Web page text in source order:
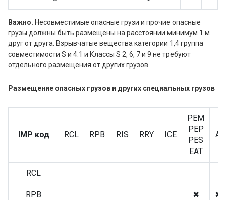
Важно. Несовместимые опасные грузи и прочие опасные
грузы должны быть размещены на расстоянии минимум 1 м
друг от друга. Взрывчатые вещества категории 1,4 группа
совместимости S и 4.1 и Классы S 2, 6, 7 и 9 не требуют
отдельного размещения от других грузов.
Размещение опасных грузов и других специальных грузов
IMP код RCL RPB RIS RRY ICE
PEM
PEP
PES
EAT
RCL
RPB ✖